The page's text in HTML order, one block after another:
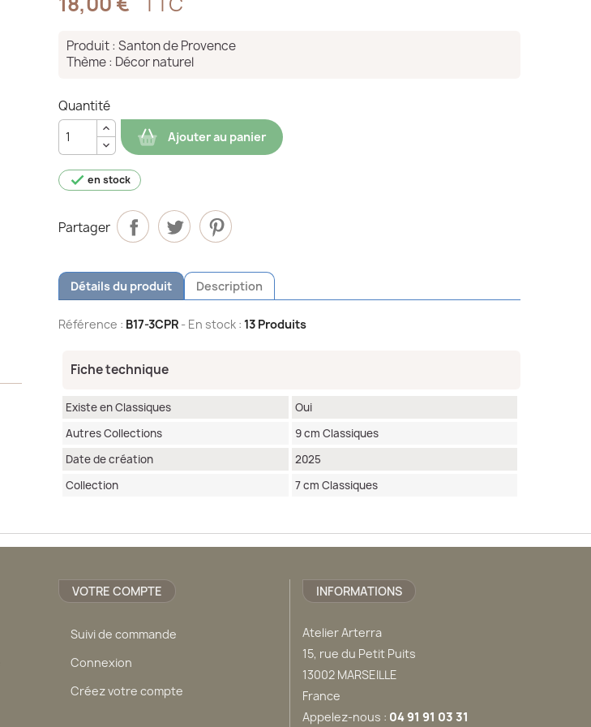
Produit : Santon de Provence
Thème : Décor naturel
Quantité
Ajouter au panier
 en stock
Partager
Détails du produit Description
Référence : B17-3CPR - En stock : 13 Produits
Fiche technique
Existe en Classiques
Oui
Autres Collections
9 cm Classiques
Date de création
2025
Collection
7 cm Classiques
VOTRE COMPTE
Suivi de commande
Connexion
Créez votre compte
INFORMATIONS
Atelier Arterra
15, rue du Petit Puits
13002 MARSEILLE
France
Appelez-nous : 04 91 91 03 31